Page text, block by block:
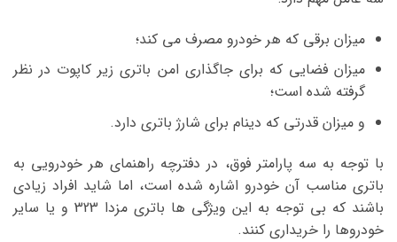
میزان برقی که هر خودرو مصرف می کند؛
میزان فضایی که برای جاگذاری امن باتری زیر کاپوت در نظر
گرفته شده است؛
و میزان قدرتی که دینام برای شارژ باتری دارد.
با توجه به سه پارامتر فوق، در دفترچه راهنمای هر خودرویی به
باتری مناسب آن خودرو اشاره شده است، اما شاید افراد زیادی
باشند که بی توجه به این ویژگی ها باتری مزدا 323 و یا سایر
خودروها را خریداری کنند.